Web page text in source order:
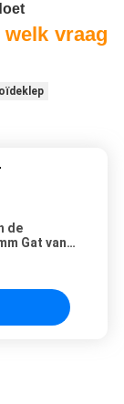
welk vraag
de
Gat van